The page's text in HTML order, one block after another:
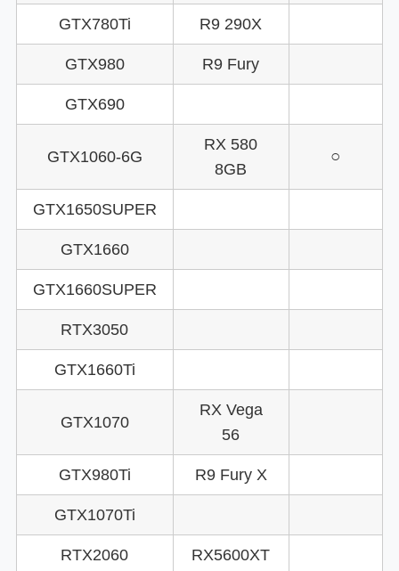
GTX780Ti R9 290X
GTX980 R9 Fury
GTX690
GTX1060-6G
RX 580
8GB
○
GTX1650SUPER
GTX1660
GTX1660SUPER
RTX3050
GTX1660Ti
GTX1070
RX Vega
56
GTX980Ti R9 Fury X
GTX1070Ti
RTX2060 RX5600XT